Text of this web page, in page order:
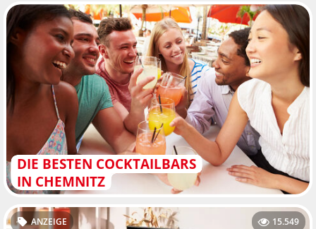
DIE BESTEN COCKTAILBARS
IN CHEMNITZ
ANZEIGE 15.549